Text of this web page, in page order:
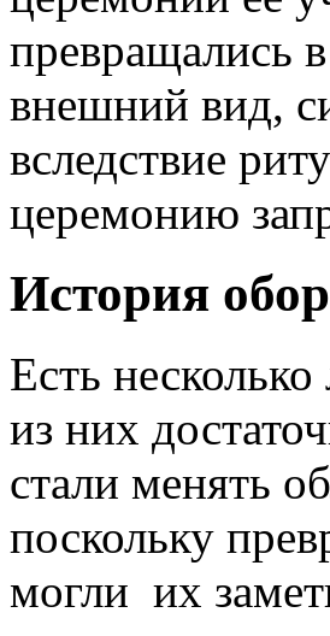
превращались
внешний вид,
вследствие
церемонию
История
Есть
из них
стали менять
поскольку
могли их